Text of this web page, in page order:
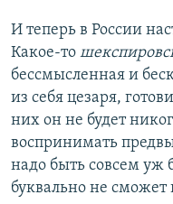
И теперь в России
Какое-то
бессмысленная и
из себя цезаря,
них он не будет
воспринимать
надо быть совсем уж
буквально не